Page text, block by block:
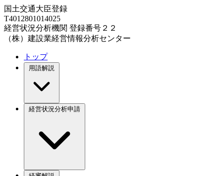
国土交通大臣登録
T4012801014025
経営状況分析機関 登録番号２２
（株）建設業経営情報分析センター
トップ
用語解説
経営状況分析申請